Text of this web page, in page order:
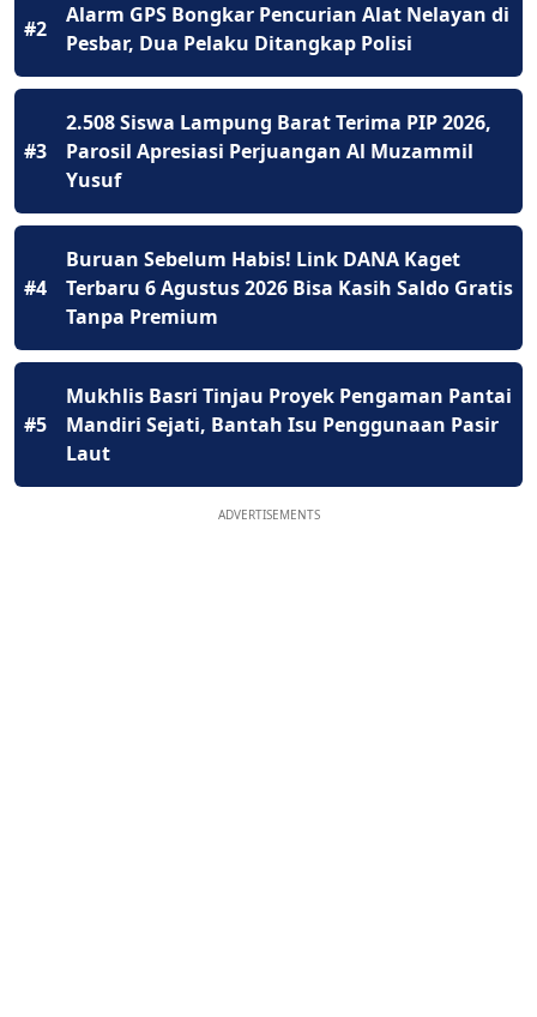
#2
Alarm GPS Bongkar Pencurian Alat Nelayan di
Pesbar, Dua Pelaku Ditangkap Polisi
#3
2.508 Siswa Lampung Barat Terima PIP 2026,
Parosil Apresiasi Perjuangan Al Muzammil
Yusuf
#4
Buruan Sebelum Habis! Link DANA Kaget
Terbaru 6 Agustus 2026 Bisa Kasih Saldo Gratis
Tanpa Premium
#5
Mukhlis Basri Tinjau Proyek Pengaman Pantai
Mandiri Sejati, Bantah Isu Penggunaan Pasir
Laut
ADVERTISEMENTS